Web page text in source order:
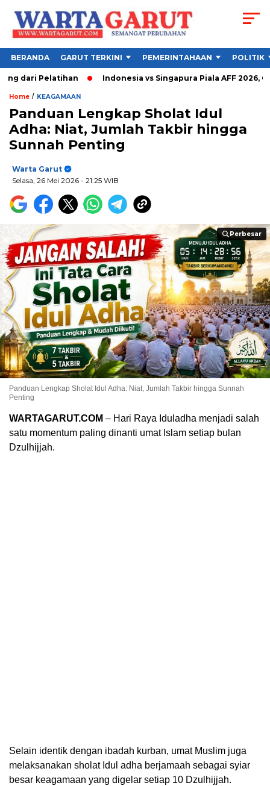
BERANDA GARUT TERKINI PEMERINTAHAAN POLITIK
Indonesia vs Singapura Piala AFF 2026, Garuda
Home / KEAGAMAAN
Panduan Lengkap Sholat Idul
Adha: Niat, Jumlah Takbir hingga
Sunnah Penting
Warta Garut
Selasa, 26 Mei 2026 - 21:25 WIB
Perbesar
Perbesar
Panduan Lengkap Sholat Idul Adha: Niat, Jumlah Takbir hingga Sunnah
Penting
WARTAGARUT.COM – Hari Raya Iduladha menjadi salah
satu momentum paling dinanti umat Islam setiap bulan
Dzulhijjah.
Selain identik dengan ibadah kurban, umat Muslim juga
melaksanakan sholat Idul adha berjamaah sebagai syiar
besar keagamaan yang digelar setiap 10 Dzulhijjah.